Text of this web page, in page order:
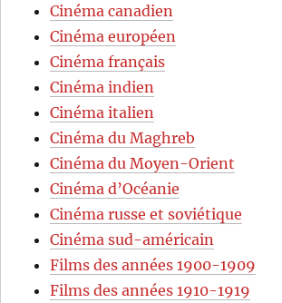
Cinéma canadien
Cinéma européen
Cinéma français
Cinéma indien
Cinéma italien
Cinéma du Maghreb
Cinéma du Moyen-Orient
Cinéma d’Océanie
Cinéma russe et soviétique
Cinéma sud-américain
Films des années 1900-1909
Films des années 1910-1919